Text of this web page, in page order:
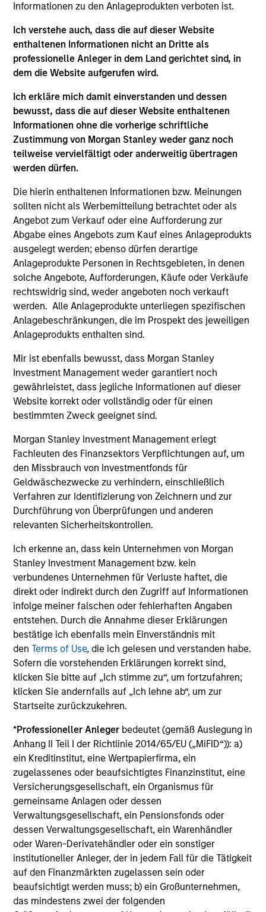
Informationen zu den Anlageprodukten verboten ist.
Ich verstehe auch, dass die auf dieser Website
enthaltenen Informationen nicht an Dritte als
professionelle Anleger in dem Land gerichtet sind, in
dem die Website aufgerufen wird.
Ich erkläre mich damit einverstanden und dessen
bewusst, dass die auf dieser Website enthaltenen
Informationen ohne die vorherige schriftliche
Zustimmung von Morgan Stanley weder ganz noch
teilweise vervielfältigt oder anderweitig übertragen
werden dürfen.
Die hierin enthaltenen Informationen bzw. Meinungen
sollten nicht als Werbemitteilung betrachtet oder als
Angebot zum Verkauf oder eine Aufforderung zur
Abgabe eines Angebots zum Kauf eines Anlageprodukts
ausgelegt werden; ebenso dürfen derartige
Anlageprodukte Personen in Rechtsgebieten, in denen
solche Angebote, Aufforderungen, Käufe oder Verkäufe
rechtswidrig sind, weder angeboten noch verkauft
werden. Alle Anlageprodukte unterliegen spezifischen
Anlagebeschränkungen, die im Prospekt des jeweiligen
Anlageprodukts enthalten sind.
Mir ist ebenfalls bewusst, dass Morgan Stanley
Investment Management weder garantiert noch
gewährleistet, dass jegliche Informationen auf dieser
Website korrekt oder vollständig oder für einen
bestimmten Zweck geeignet sind.
Morgan Stanley Investment Management erlegt
Fachleuten des Finanzsektors Verpflichtungen auf, um
den Missbrauch von Investmentfonds für
Geldwäschezwecke zu verhindern, einschließlich
Verfahren zur Identifizierung von Zeichnern und zur
Durchführung von Überprüfungen und anderen
relevanten Sicherheitskontrollen.
Ich erkenne an, dass kein Unternehmen von Morgan
Stanley Investment Management bzw. kein
verbundenes Unternehmen für Verluste haftet, die
direkt oder indirekt durch den Zugriff auf Informationen
infolge meiner falschen oder fehlerhaften Angaben
entstehen. Durch die Annahme dieser Erklärungen
bestätige ich ebenfalls mein Einverständnis mit
denTerms of Use, die ich gelesen und verstanden habe.
Sofern die vorstehenden Erklärungen korrekt sind,
klicken Sie bitte auf „Ich stimme zu“, um fortzufahren;
klicken Sie andernfalls auf „Ich lehne ab“, um zur
Startseite zurückzukehren.
*Professioneller Anleger bedeutet (gemäß Auslegung in
Anhang II Teil I der Richtlinie 2014/65/EU („MiFID“)): a)
ein Kreditinstitut, eine Wertpapierfirma, ein
zugelassenes oder beaufsichtigtes Finanzinstitut, eine
Versicherungsgesellschaft, ein Organismus für
gemeinsame Anlagen oder dessen
Verwaltungsgesellschaft, ein Pensionsfonds oder
dessen Verwaltungsgesellschaft, ein Warenhändler
oder Waren-Derivatehändler oder ein sonstiger
institutioneller Anleger, der in jedem Fall für die Tätigkeit
auf den Finanzmärkten zugelassen sein oder
beaufsichtigt werden muss; b) ein Großunternehmen,
das mindestens zwei der folgenden
Aktien
Eine breite Produktpalette von
Aktienstrategien mit globaler
Reichweite und lokaler Expertise
Rentenfonds
Aktive festverzinsliche Angebote, die in
den weltweiten Anleihenmärkten
investieren
Liquidität
Anlagen an den weltweiten
Liquiditätsmärkten, um den
Bedürfnissen der Kunden nach
Erträgen, Liquidität und Kapitalerhalt
gerecht zu werden
Lösungen & Multi-Asset
Persönlich abgestimmte Strategien, die
Kunden mehr Kontrolle über ihre
Investitionen und Steuern verleihen
Nachhaltiges Investieren
Umfangreiche Palette an
Anlagestrategien für die globalen
öffentlichen und privaten Märkte